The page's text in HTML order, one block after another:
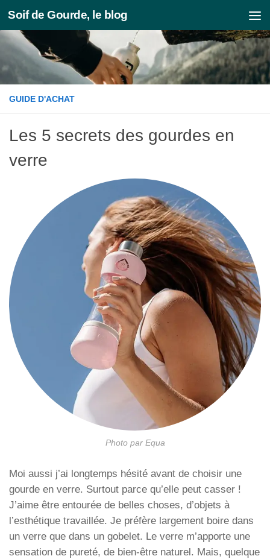
Skip to content
Soif de Gourde, le blog
GUIDE D'ACHAT
Les 5 secrets des gourdes en
verre
Photo par Equa
Moi aussi j’ai longtemps hésité avant de choisir une
gourde en verre. Surtout parce qu’elle peut casser !
J’aime être entourée de belles choses, d’objets à
l’esthétique travaillée. Je préfère largement boire dans
un verre que dans un gobelet. Le verre m’apporte une
sensation de pureté, de bien-être naturel. Mais, quelque